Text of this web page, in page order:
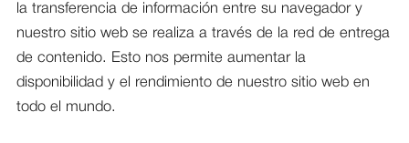
la transferencia de información entre su navegador y
nuestro sitio web se realiza a través de la red de entrega
de contenido. Esto nos permite aumentar la
disponibilidad y el rendimiento de nuestro sitio web en
todo el mundo.